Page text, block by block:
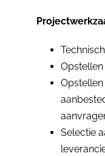
Opstellen
Selectie